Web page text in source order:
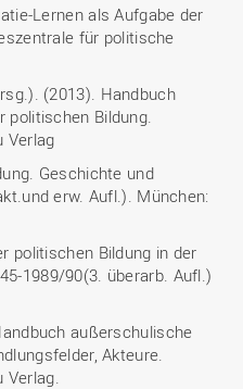
Lernen als Aufgabe der
für politische
(2013). Handbuch
politischen Bildung.
Verlag
Geschichte und
erw. Aufl.). München:
politischen Bildung in der
1989/90(3. überarb. Aufl.)
außerschulische
Akteure.
Verlag.